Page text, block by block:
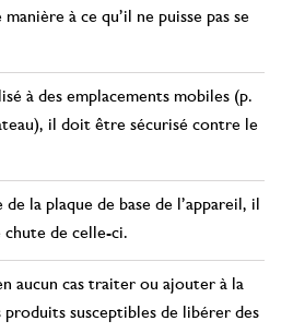
manière à ce qu’il ne puisse pas se
à des emplacements mobiles (p.
il doit être sécurisé contre le
la plaque de base de l’appareil, il
chute de celle-ci.
aucun cas traiter ou ajouter à la
susceptibles de libérer des